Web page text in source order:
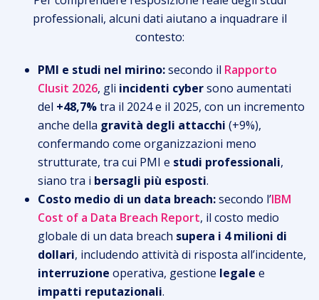
professionali, alcuni dati aiutano a inquadrare il
contesto:
PMI e studi nel mirino:secondo il Rapporto
Clusit 2026, gli incidenti cybersono aumentati
del +48,7%tra il 2024 e il 2025, con un incremento
anche della gravità degli attacchi (+9%),
confermando come organizzazioni meno
strutturate, tra cui PMI e studi professionali,
siano tra i bersagli più esposti.
Costo medio di un data breach:secondo l’IBM
Cost of a Data Breach Report, il costo medio
globale di un data breach supera i 4 milioni di
dollari, includendo attività di risposta all’incidente,
interruzione operativa, gestione legale e
impatti reputazionali.